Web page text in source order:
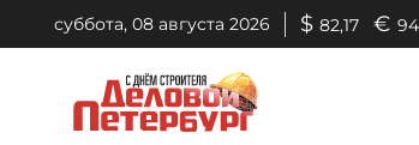
суббота, 08 августа 2026 $ 82,17 €